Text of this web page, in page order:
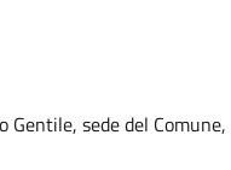
Gentile, sede del